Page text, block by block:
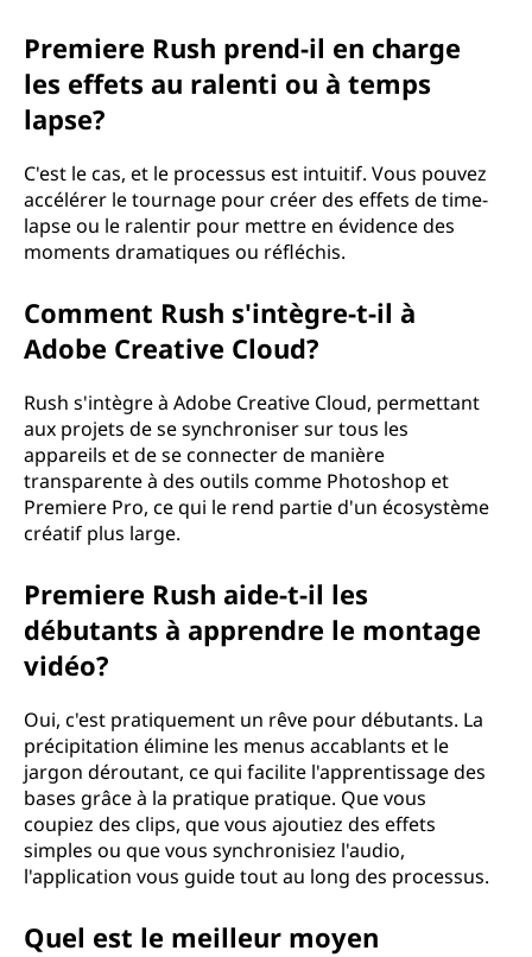
Premiere Rush prend-il en charge
les effets au ralenti ou à temps
lapse?
C'est le cas, et le processus est intuitif. Vous pouvez
accélérer le tournage pour créer des effets de time-
lapse ou le ralentir pour mettre en évidence des
moments dramatiques ou réfléchis.
Comment Rush s'intègre-t-il à
Adobe Creative Cloud?
Rush s'intègre à Adobe Creative Cloud, permettant
aux projets de se synchroniser sur tous les
appareils et de se connecter de manière
transparente à des outils comme Photoshop et
Premiere Pro, ce qui le rend partie d'un écosystème
créatif plus large.
Premiere Rush aide-t-il les
débutants à apprendre le montage
vidéo?
Oui, c'est pratiquement un rêve pour débutants. La
précipitation élimine les menus accablants et le
jargon déroutant, ce qui facilite l'apprentissage des
bases grâce à la pratique pratique. Que vous
coupiez des clips, que vous ajoutiez des effets
simples ou que vous synchronisiez l'audio,
l'application vous guide tout au long des processus.
Quel est le meilleur moyen